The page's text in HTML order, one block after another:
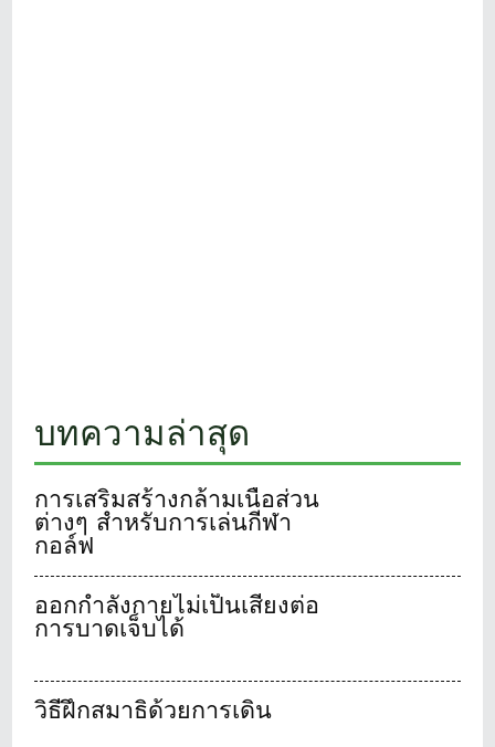
บทความล่าสุด
การเสริมสร้างกล้ามเนื้อส่วน
ต่างๆ สำหรับการเล่นกีฬา
กอล์ฟ
ออกกำลังกายไม่เป็นเสี่ยงต่อ
การบาดเจ็บได้
วิธีฝึกสมาธิด้วยการเดิน